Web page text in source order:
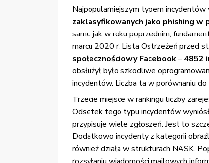
Najpopularniejszym typem incydentów
zaklasyfikowanych jako phishing w
samo jak w roku poprzednim,
marcu 2020 r. Lista Ostrzeżeń przed
społecznościowy Facebook– 4852
obsłużył było szkodliwe
incydentów. Liczba ta w porównaniu
Trzecie miejsce w rankingu liczby
Odsetek tego typu incydentów
przypisuje wiele zgłoszeń. Jest to
Dodatkowo incydenty z kategorii
również działa w strukturach NASK.